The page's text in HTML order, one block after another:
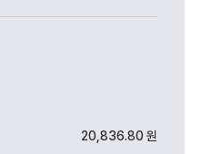
20,836.80 원